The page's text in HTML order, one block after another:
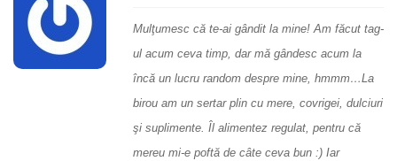
Mulţumesc că te-ai gândit la mine! Am făcut tag-
ul acum ceva timp, dar mă gândesc acum la
încă un lucru random despre mine, hmmm…La
birou am un sertar plin cu mere, covrigei, dulciuri
şi suplimente. Îl alimentez regulat, pentru că
mereu mi-e poftă de câte ceva bun :) Iar